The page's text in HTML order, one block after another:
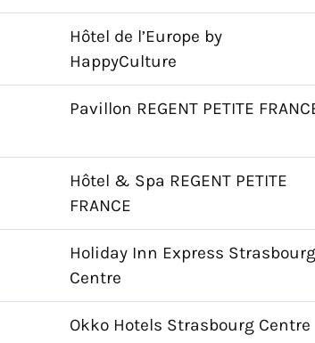
Hôtel de l’Europe by
HappyCulture
Pavillon REGENT PETITE
Hôtel & Spa REGENT PETITE
FRANCE
Holiday Inn Express Strasbourg
Centre
Okko Hotels Strasbourg Centre